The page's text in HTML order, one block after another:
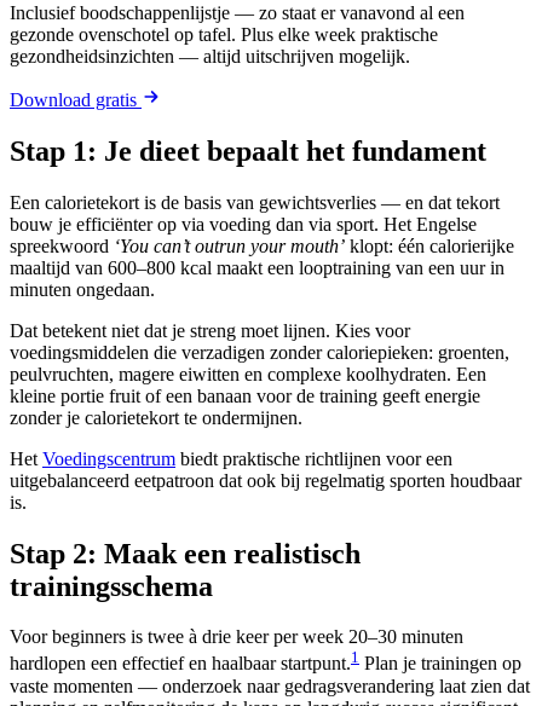
Inclusief boodschappenlijstje — zo staat er vanavond al een
gezonde ovenschotel op tafel. Plus elke week praktische
gezondheidsinzichten — altijd uitschrijven mogelijk.
Download gratis
Stap 1: Je dieet bepaalt het fundament
Een calorietekort is de basis van gewichtsverlies — en dat tekort
bouw je efficiënter op via voeding dan via sport. Het Engelse
spreekwoord ‘You can’t outrun your mouth’ klopt: één calorierijke
maaltijd van 600–800 kcal maakt een looptraining van een uur in
minuten ongedaan.
Dat betekent niet dat je streng moet lijnen. Kies voor
voedingsmiddelen die verzadigen zonder caloriepieken: groenten,
peulvruchten, magere eiwitten en complexe koolhydraten. Een
kleine portie fruit of een banaan voor de training geeft energie
zonder je calorietekort te ondermijnen.
Het Voedingscentrum biedt praktische richtlijnen voor een
uitgebalanceerd eetpatroon dat ook bij regelmatig sporten houdbaar
is.
Stap 2: Maak een realistisch
trainingsschema
Voor beginners is twee à drie keer per week 20–30 minuten
hardlopen een effectief en haalbaar startpunt.1 Plan je trainingen op
vaste momenten — onderzoek naar gedragsverandering laat zien dat